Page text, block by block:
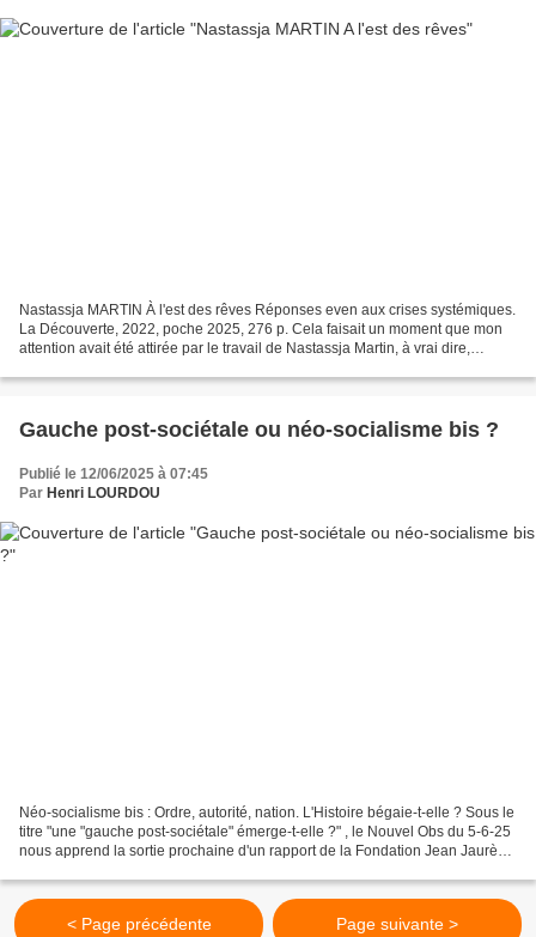
Nastassja MARTIN À l'est des rêves Réponses even aux crises systémiques.
La Découverte, 2022, poche 2025, 276 p. Cela faisait un moment que mon
attention avait été attirée par le travail de Nastassja Martin, à vrai dire,
Gauche post-sociétale ou néo-socialisme bis ?
Publié le 12/06/2025 à 07:45
Par Henri LOURDOU
Néo-socialisme bis : Ordre, autorité, nation. L'Histoire bégaie-t-elle ? Sous le
titre "une "gauche post-sociétale" émerge-t-elle ?" , le Nouvel Obs du 5-6-25
nous apprend la sortie prochaine d'un rapport de la Fondation Jean Jaurès
< Page précédente Page suivante >